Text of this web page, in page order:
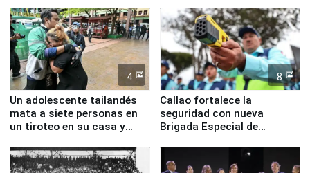
4
Un adolescente tailandés
mata a siete personas en
un tiroteo en su casa y
8
Callao fortalece la
seguridad con nueva
Brigada Especial de
equipamiento para
Serenazgo